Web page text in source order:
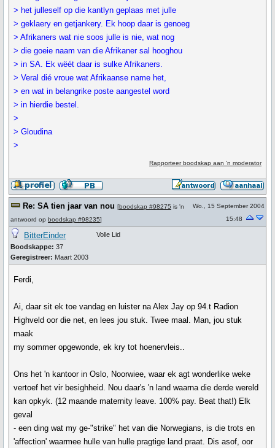
> het julleself op die kantlyn geplaas met julle
> geklaery en getjankery. Ek hoop daar is genoeg
> Afrikaners wat nie soos julle is nie, wat nog
> die goeie naam van die Afrikaner sal hooghou
> in SA. Ek wëét daar is sulke Afrikaners.
> Veral dié vroue wat Afrikaanse name het,
> en wat in belangrike poste aangestel word
> in hierdie bestel.
>
> Gloudina
>
Rapporteer boodskap aan 'n moderator
Re: SA tien jaar van nou [boodskap #98275 is 'n
antwoord op boodskap #98235]
Wo., 15 September 2004
15:48
BitterEinder
Boodskappe: 37
Geregistreer: Maart 2003
Volle Lid
Ferdi,
Ai, daar sit ek toe vandag en luister na Alex Jay op 94.t Radion
Highveld oor die net, en lees jou stuk. Twee maal. Man, jou stuk
maak
my sommer opgewonde, ek kry tot hoenervleis..
Ons het 'n kantoor in Oslo, Noorwiee, waar ek agt wonderlike weke
vertoef het vir besighheid. Nou daar's 'n land waarna die derde wereld
kan opkyk. (12 maande maternity leave. 100% pay. Beat that!) Elk
geval
- een ding wat my ge-"strike" het van die Norwegians, is die trots en
'affection' waarmee hulle van hulle pragtige land praat. Dis asof, oor